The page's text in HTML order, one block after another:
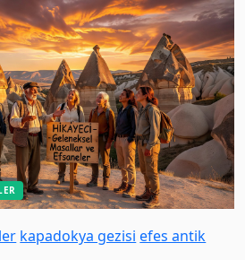
kapadokya gezisi efes antik